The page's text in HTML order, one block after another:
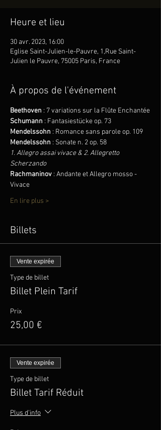
Heure et lieu
30 avr. 2023, 16:00
Eglise Saint-Julien-le-Pauvre, 1,Rue Saint-
Julien le Pauvre, 75005 Paris, France
À propos de l'événement
Beethoven : 7 variations sur la Flûte Enchantée
Schumann : Fantasiestücke op. 73
Mendelssohn : Romance sans parole op. 109
Mendelssohn : Sonate n. 2 op. 58
1. Allegro assai vivace & 2. Allegretto
Scherzando
Rachmaninov : Andante et Allegro mosso -
Vivace
En lire plus >
Billets
Vente expirée
Type de billet
Billet Plein Tarif
Prix
25,00 €
Vente expirée
Type de billet
Billet Tarif Réduit
Plus d'info